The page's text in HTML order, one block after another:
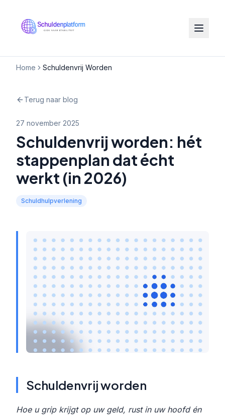
Home Schuldenvrij Worden
Terug naar blog
27 november 2025
Schuldenvrij worden: hét
stappenplan dat écht
werkt (in 2026)
Schuldhulpverlening
Schuldenvrij worden
Hoe u grip krijgt op uw geld, rust in uw hoofd én